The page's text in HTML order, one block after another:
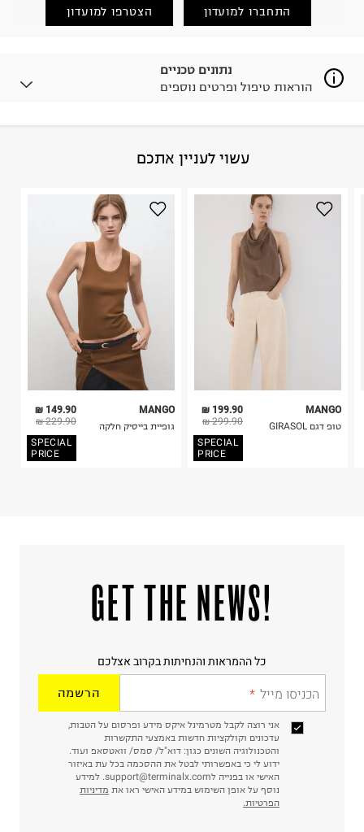
(במקום ב-19.9 ₪) לזמן מוגבל! חינם בהזמנות מעל 500 ₪.
למידע נא ללחוץ כאן
.
לפני החזרת החבילה, חשוב להדביק את מדבקת הגוביינא על
פריטים שבירים יש להחזיר עם שליח דרך ממשק ההחזרות
2. לא ניתן להחזיר חולצות בי"ס מודפסות בהדפסה אישית.
3. מוצרי טיפוח ניתן להחזיר סגורים באריזתם המקורית
בלבד. לא ניתן להחזיר לקים.
התחברו למועדון הצטרפו למועדון
נתונים טכניים
הוראות טיפול ופרטים נוספים
כביסה עדינה במכונה עד-30°C
לכבס צבעים כהים בנפרד
ללא חומרי הלבנה, ללא השריה
אין לשפשף במקום אחד
אין לייבש במכונת ייבוש
היבואן
טרמינל איקס אונליין בע"מ
בית פוקס-רח' החרמון
עשוי לעניין אתכם
149.90 ₪
229.90 ₪
SPECIAL
PRICE
MANGO
גופיית בייסיק חלקה
199.90 ₪
299.90 ₪
SPECIAL
PRICE
MANGO
טופ דגם GIRASOL
!GET THE NEWS
כל ההמראות והנחיתות בקרוב אצלכם
הכניסו מייל הרשמה
אני רוצה לקבל מטרמינל איקס מידע ופרסום על הטבות,
עדכונים וקולקציות חדשות באמצעי התקשרות
והטכנולוגיה השונים כגון: דוא"ל/ סמס/ וואטסאפ ועוד.
ידוע לי כי באפשרותי לבטל את ההסכמה בכל עת באיזור
האישי או בפנייה לsupport@terminalx.com. למידע
נוסף על אופן השימוש במידע האישי ראו את מדיניות
הפרטיות.